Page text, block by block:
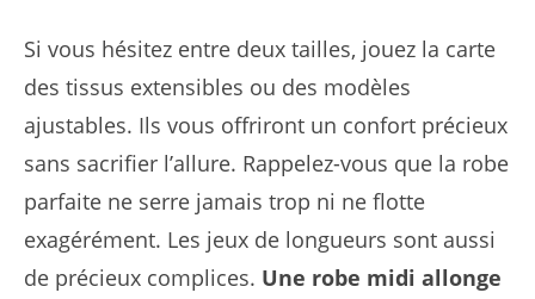
Si vous hésitez entre deux tailles, jouez la carte
des tissus extensibles ou des modèles
ajustables. Ils vous offriront un confort précieux
sans sacrifier l’allure. Rappelez-vous que la robe
parfaite ne serre jamais trop ni ne flotte
exagérément. Les jeux de longueurs sont aussi
de précieux complices. Une robe midi allonge